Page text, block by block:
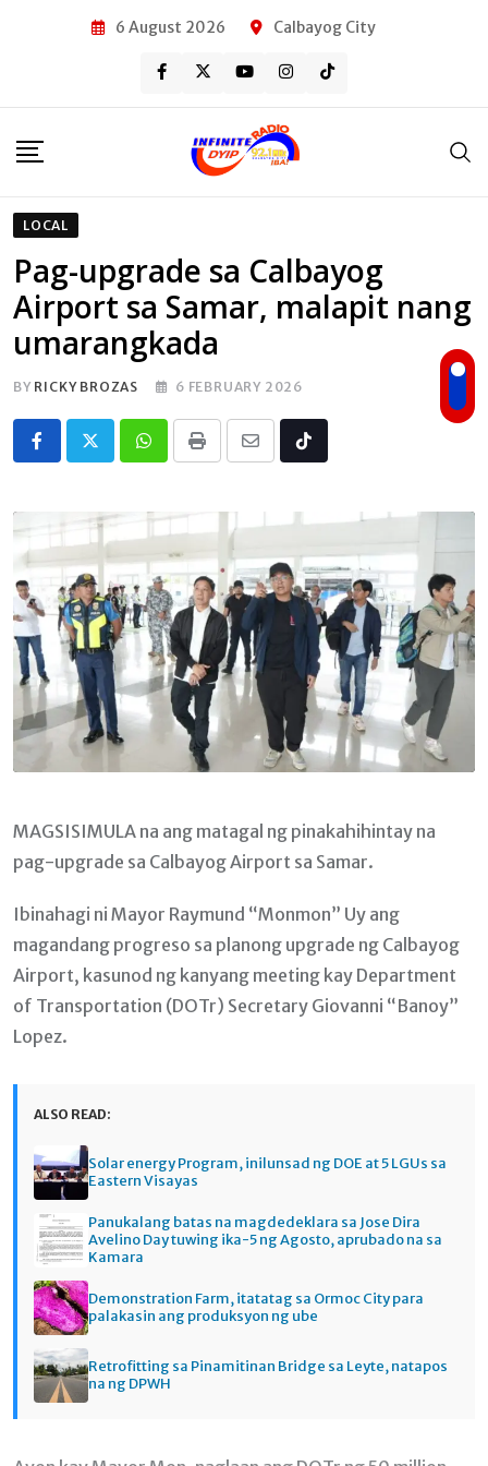
6 August 2026 Calbayog City
LOCAL
Pag-upgrade sa Calbayog
Airport sa Samar, malapit nang
umarangkada
BY RICKY BROZAS 6 FEBRUARY 2026
Whatsapp
Print
Share Tiktok
MAGSISIMULA na ang matagal ng pinakahihintay na
pag-upgrade sa Calbayog Airport sa Samar.
Ibinahagi ni Mayor Raymund “Monmon” Uy ang
magandang progreso sa planong upgrade ng Calbayog
Airport, kasunod ng kanyang meeting kay Department
of Transportation (DOTr) Secretary Giovanni “Banoy”
Lopez.
ALSO READ:
Solar energy Program, inilunsad ng DOE at 5 LGUs sa
Eastern Visayas
Panukalang batas na magdedeklara sa Jose Dira
Avelino Day tuwing ika-5 ng Agosto, aprubado na sa
Kamara
Demonstration Farm, itatatag sa Ormoc City para
palakasin ang produksyon ng ube
Retrofitting sa Pinamitinan Bridge sa Leyte, natapos
na ng DPWH